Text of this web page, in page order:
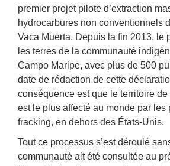
premier projet pilote d’extraction
hydrocarbures non conventionnels
Vaca Muerta. Depuis la fin 2013, le
les terres de la communauté
Campo Maripe, avec plus de 500
date de rédaction de cette
conséquence est que le territoire
est le plus affecté au monde par les
fracking, en dehors des États-Unis.
Tout ce processus s’est déroulé
communauté ait été consultée au